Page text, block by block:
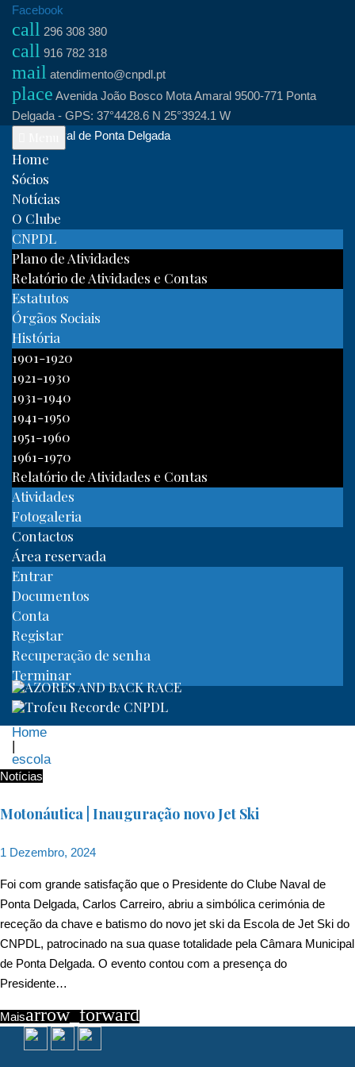
Skip
content
Facebook
call 296 308 380
call 916 782 318
mail atendimento@cnpdl.pt
place Avenida João Bosco Mota Amaral 9500-771 Ponta
Delgada - GPS: 37°4428.6 N 25°3924.1 W
Clube Naval de Ponta Delgada
Home
Sócios
Notícias
O Clube
CNPDL
Plano de Atividades
Relatório de Atividades e Contas
Estatutos
Órgãos Sociais
História
1901-1920
1921-1930
1931-1940
1941-1950
1951-1960
1961-1970
Relatório de Atividades e Contas
Atividades
Fotogaleria
Contactos
Área reservada
Entrar
Documentos
Conta
Registar
Recuperação de senha
Terminar
Home
|
escola
Etiqueta:
escola
Notícias
Motonáutica | Inauguração novo Jet Ski
1 Dezembro, 2024
Foi com grande satisfação que o Presidente do Clube Naval de
Ponta Delgada, Carlos Carreiro, abriu a simbólica cerimónia de
receção da chave e batismo do novo jet ski da Escola de Jet Ski do
CNPDL, patrocinado na sua quase totalidade pela Câmara Municipal
de Ponta Delgada. O evento contou com a presença do
Presidente…
Maisarrow_forward